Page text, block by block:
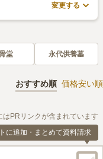
変更する
堂 永代供養墓
おすすめ順 価格安い順
PRリンクが含まれています
に追加・まとめて資料請求